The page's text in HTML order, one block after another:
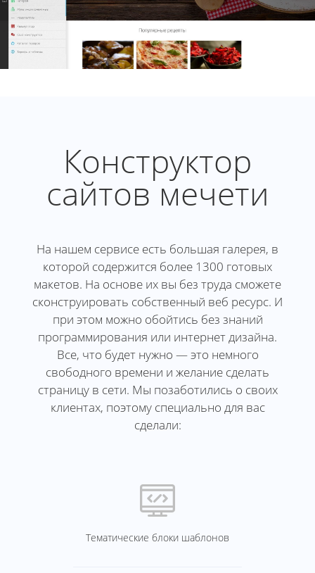
Конструктор
сайтов мечети
На нашем сервисе есть большая галерея, в
которой содержится более 1300 готовых
макетов. На основе их вы без труда сможете
сконструировать собственный веб ресурс. И
при этом можно обойтись без знаний
программирования или интернет дизайна.
Все, что будет нужно — это немного
свободного времени и желание сделать
страницу в сети. Мы позаботились о своих
клиентах, поэтому специально для вас
сделали:
Тематические блоки шаблонов